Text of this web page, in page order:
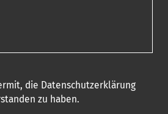
die Datenschutzerklärung
zu haben.